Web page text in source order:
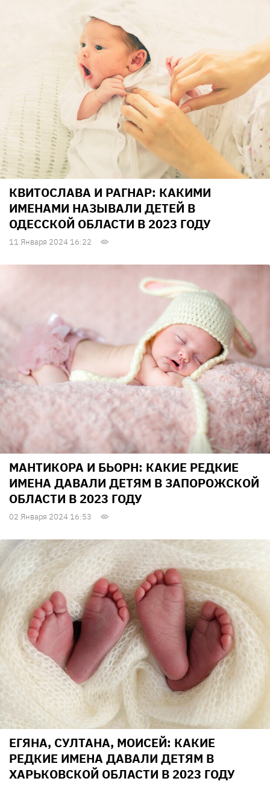
КВИТОСЛАВА И РАГНАР: КАКИМИ
ИМЕНАМИ НАЗЫВАЛИ ДЕТЕЙ В
ОДЕССКОЙ ОБЛАСТИ В 2023 ГОДУ
11 Января 2024 16:22
МАНТИКОРА И БЬОРН: КАКИЕ РЕДКИЕ
ИМЕНА ДАВАЛИ ДЕТЯМ В ЗАПОРОЖСКОЙ
ОБЛАСТИ В 2023 ГОДУ
02 Января 2024 16:53
ЕГЯНА, СУЛТАНА, МОИСЕЙ: КАКИЕ
РЕДКИЕ ИМЕНА ДАВАЛИ ДЕТЯМ В
ХАРЬКОВСКОЙ ОБЛАСТИ В 2023 ГОДУ